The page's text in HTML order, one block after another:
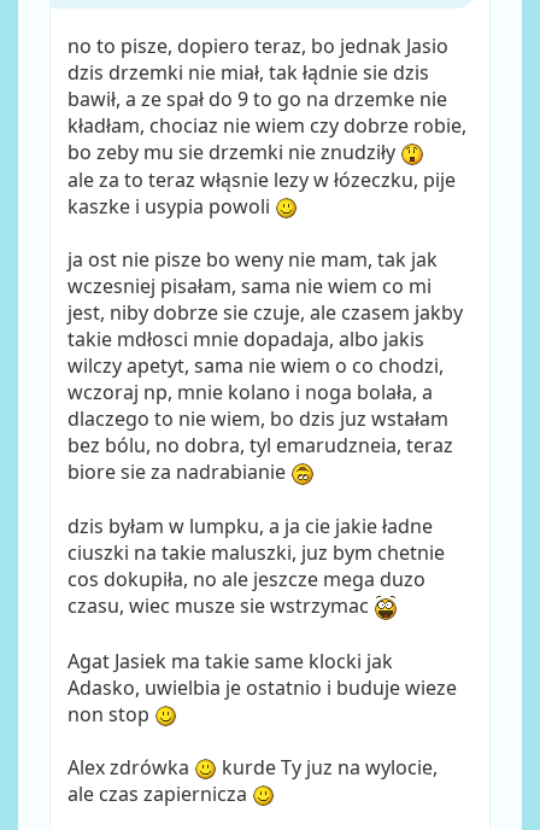
no to pisze, dopiero teraz, bo jednak Jasio
dzis drzemki nie miał, tak łądnie sie dzis
bawił, a ze spał do 9 to go na drzemke nie
kładłam, chociaz nie wiem czy dobrze robie,
bo zeby mu sie drzemki nie znudziły
ale za to teraz włąsnie lezy w łózeczku, pije
kaszke i usypia powoli
ja ost nie pisze bo weny nie mam, tak jak
wczesniej pisałam, sama nie wiem co mi
jest, niby dobrze sie czuje, ale czasem jakby
takie mdłosci mnie dopadaja, albo jakis
wilczy apetyt, sama nie wiem o co chodzi,
wczoraj np, mnie kolano i noga bolała, a
dlaczego to nie wiem, bo dzis juz wstałam
bez bólu, no dobra, tyl emarudzneia, teraz
biore sie za nadrabianie
dzis byłam w lumpku, a ja cie jakie ładne
ciuszki na takie maluszki, juz bym chetnie
cos dokupiła, no ale jeszcze mega duzo
czasu, wiec musze sie wstrzymac
Agat Jasiek ma takie same klocki jak
Adasko, uwielbia je ostatnio i buduje wieze
non stop
Alex zdrówka
kurde Ty juz na wylocie,
ale czas zapiernicza